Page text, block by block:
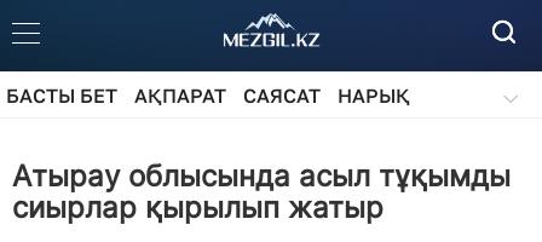
БАСТЫ БЕТ АҚПАРАТ САЯСАТ
НАРЫҚ
Атырау облысында асыл тұқымды
сиырлар қырылып жатыр